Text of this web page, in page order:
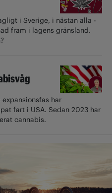
i ­Sverige, i nästan alla
fram i lagens gränsland.
expansionsfas har
fart i USA. Sedan 2023 har
cannabis.